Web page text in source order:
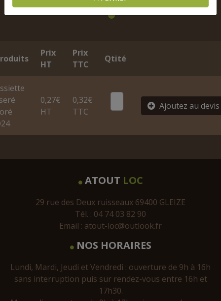
Prix
HT
Prix
TTC
Qtité
0,27€
HT
0,32€
TTC
Ajoutez au devis
ATOUT LOC
29 rue des Deux ruisseaux 69400 GLEIZE
Tél. : 04 74 03 82 90
Email : atout-loc@outlook.fr
NOS HORAIRES
Lundi, Mardi, Jeudi et Vendredi : ouverture de 9h à 16h
sans interruption puis sur rendez-vous entre 16h et
17h30.